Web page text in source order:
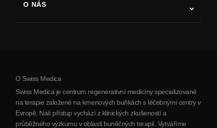
Parkinsonova choroba
Artritida
O NÁS
O Srbsku
Partnerství
O Swiss Medica
Swiss Medica je centrum regenerativní medicíny specializované
na terapie založené na kmenových buňkách s léčebnými centry v
Evropě. Náš přístup vychází z klinických zkušeností a
průběžného výzkumu v oblasti buněčných terapií. Vytváříme